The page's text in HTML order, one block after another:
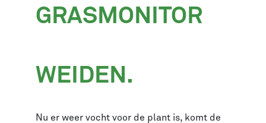
GRASMONITOR
WEIDEN .
Nu er weer vocht voor de plant is, komt de